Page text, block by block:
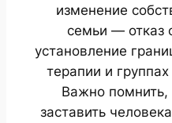
изменение
семьи — отказ
установление
терапии и
Важно
заставить